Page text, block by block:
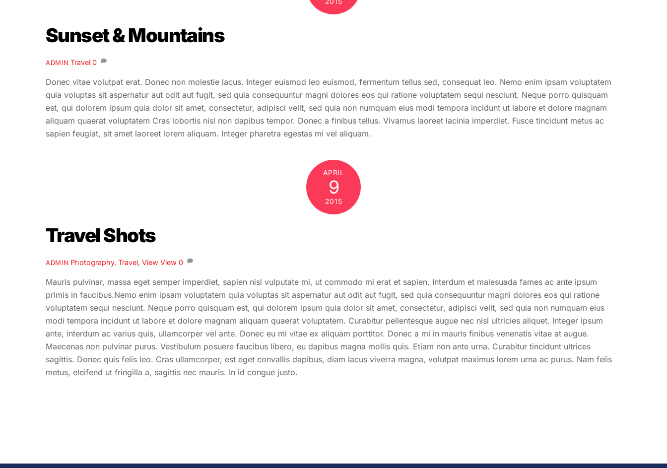
Sunset & Mountains
ADMIN Travel 0
Donec vitae volutpat erat. Donec non molestie lacus. Integer euismod leo euismod, fermentum tellus sed, consequat leo. Nemo enim ipsam voluptatem
quia voluptas sit aspernatur aut odit aut fugit, sed quia consequuntur magni dolores eos qui ratione voluptatem sequi nesciunt. Neque porro quisquam
est, qui dolorem ipsum quia dolor sit amet, consectetur, adipisci velit, sed quia non numquam eius modi tempora incidunt ut labore et dolore magnam
aliquam quaerat voluptatem Cras lobortis nisl non dapibus tempor. Donec a finibus tellus. Vivamus laoreet lacinia imperdiet. Fusce tincidunt metus ac
sapien feugiat, sit amet laoreet lorem aliquam. Integer pharetra egestas mi vel aliquam.
APRIL
9
2015
Travel Shots
ADMIN Photography,Travel,View View 0
Mauris pulvinar, massa eget semper imperdiet, sapien nisl vulputate mi, ut commodo mi erat et sapien. Interdum et malesuada fames ac ante ipsum
primis in faucibus.Nemo enim ipsam voluptatem quia voluptas sit aspernatur aut odit aut fugit, sed quia consequuntur magni dolores eos qui ratione
voluptatem sequi nesciunt. Neque porro quisquam est, qui dolorem ipsum quia dolor sit amet, consectetur, adipisci velit, sed quia non numquam eius
modi tempora incidunt ut labore et dolore magnam aliquam quaerat voluptatem. Curabitur pellentesque augue nec nisl ultricies aliquet. Integer ipsum
ante, interdum ac varius quis, ullamcorper vel ante. Donec eu mi vitae ex aliquam porttitor. Donec a mi in mauris finibus venenatis vitae at augue.
Maecenas non pulvinar purus. Vestibulum posuere faucibus libero, eu dapibus magna mollis quis. Etiam non ante urna. Curabitur tincidunt ultrices
sagittis. Donec quis felis leo. Cras ullamcorper, est eget convallis dapibus, diam lacus viverra magna, volutpat maximus lorem urna ac purus. Nam felis
metus, eleifend ut fringilla a, sagittis nec mauris. In id congue justo.